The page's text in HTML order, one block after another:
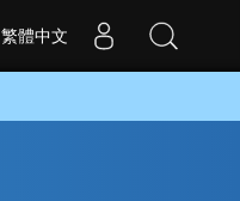
繁體中文